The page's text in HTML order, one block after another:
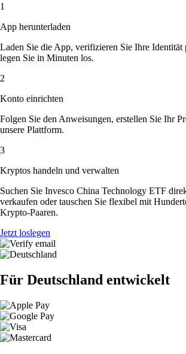
1
App herunterladen
Laden Sie die App, verifizieren Sie Ihre Identität
legen Sie in Minuten los.
2
Konto einrichten
Folgen Sie den Anweisungen, erstellen Sie Ihr
unsere Plattform.
3
Kryptos handeln und verwalten
Suchen Sie Invesco China Technology ETF
verkaufen oder tauschen Sie flexibel mit
Krypto-Paaren.
Jetzt loslegen
Für Deutschland entwickelt